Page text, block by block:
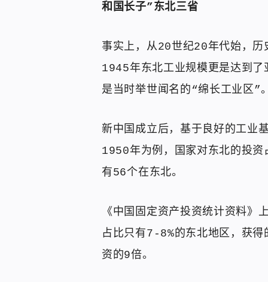
和国长子”东北三省
事实上，从20世纪20年代始，历
1945年东北工业规模更是达到
是当时举世闻名的“绵长工业区”
新中国成立后，基于良好的工业
1950年为例，国家对东北的投
有56个在东北。
《中国固定资产投资统计资料
占比只有7-8%的东北地区，获
资的9倍。